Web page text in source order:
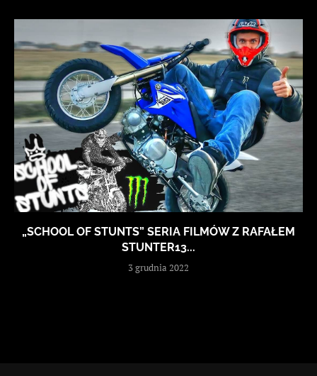
„SCHOOL OF STUNTS” SERIA FILMÓW Z RAFAŁEM
STUNTER13...
3 grudnia 2022